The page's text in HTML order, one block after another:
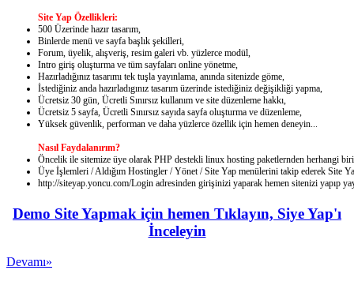
Site Yap Özellikleri:
500 Üzerinde hazır tasarım,
Binlerde menü ve sayfa başlık şekilleri,
Forum, üyelik, alışveriş, resim galeri vb. yüzlerce modül,
Intro giriş oluşturma ve tüm sayfaları online yönetme,
Hazırladığınız tasarımı tek tuşla yayınlama, anında sitenizde göme,
İstediğiniz anda hazırladıgınız tasarım üzerinde istediğiniz değişikliği yapma,
Ücretsiz 30 gün, Ücretli Sınırsız kullanım ve site düzenleme hakkı,
Ücretsiz 5 sayfa, Ücretli Sınırsız sayıda sayfa oluşturma ve düzenleme,
Yüksek güvenlik, performan ve daha yüzlerce özellik için hemen deneyin...
Nasıl Faydalanırım?
Öncelik ile sitemize üye olarak PHP destekli linux hosting paketlernden herhangi
Üye İşlemleri / Aldığım Hostingler / Yönet / Site Yap menülerini takip ederek Site
http://siteyap.yoncu.com/Login adresinden girişinizi yaparak hemen sitenizi yapıp
Demo Site Yapmak için hemen Tıklayın, Siye Yap'ı
İnceleyin
Devamı»